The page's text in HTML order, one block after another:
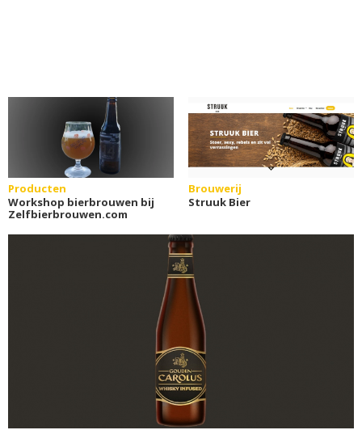
Producten
Workshop bierbrouwen bij
Zelfbierbrouwen.com
Brouwerij
Struuk Bier